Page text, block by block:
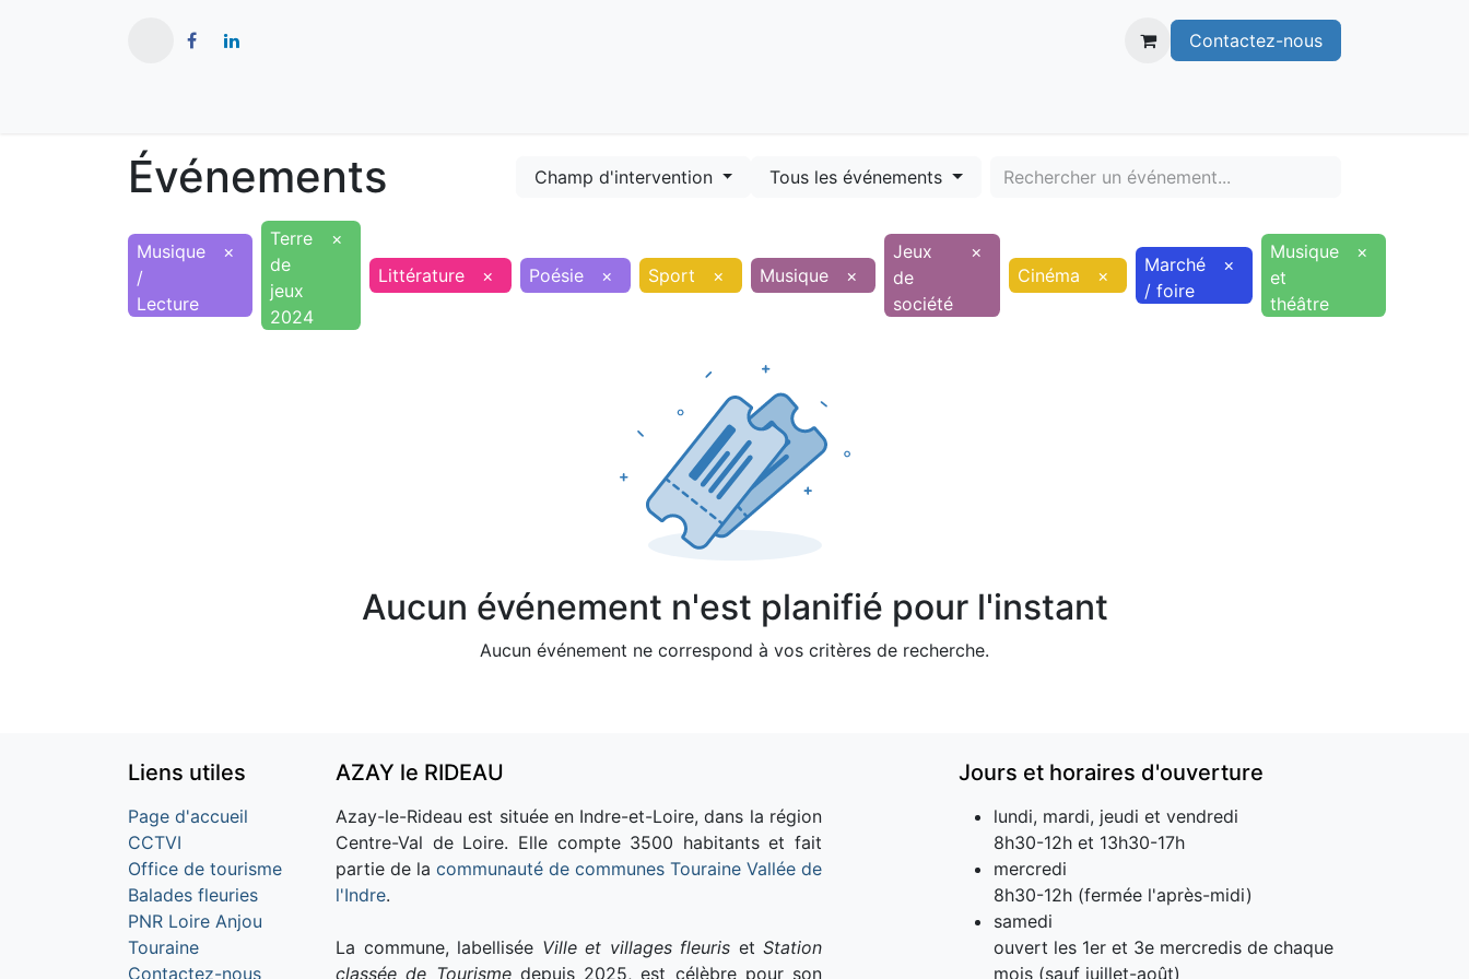
Contactez-nous
Événements Champ d'intervention Tous les événements
Musique
/
Lecture
×
Terre
de
jeux
2024
×
Littérature
× Poésie × Sport × Musique ×
Jeux
de
société
×
Cinéma
×
Marché
/ foire
×
Musique
et
théâtre
×
Aucun événement n'est planifié pour l'instant
Aucun événement ne correspond à vos critères de recherche.
Liens utiles
Page d'accueil
CCTVI
Office de tourisme
Balades fleuries
PNR Loire Anjou
Touraine
Contactez-nous
AZAY le RIDEAU
Azay-le-Rideau est située en Indre-et-Loire, dans la région
Centre-Val de Loire. Elle compte 3500 habitants et fait
partie de la communauté de communes Touraine Vallée de
l'Indre.
La commune, labellisée Ville et villages fleuris et Station
classée de Tourismedepuis 2025, est célèbre pour son
Jours et horaires d'ouverture
lundi, mardi, jeudi et vendredi
8h30-12h et 13h30-17h
mercredi
8h30-12h (fermée l'après-midi)
samedi
ouvert les 1er et 3e mercredis de chaque
mois (sauf juillet-août)